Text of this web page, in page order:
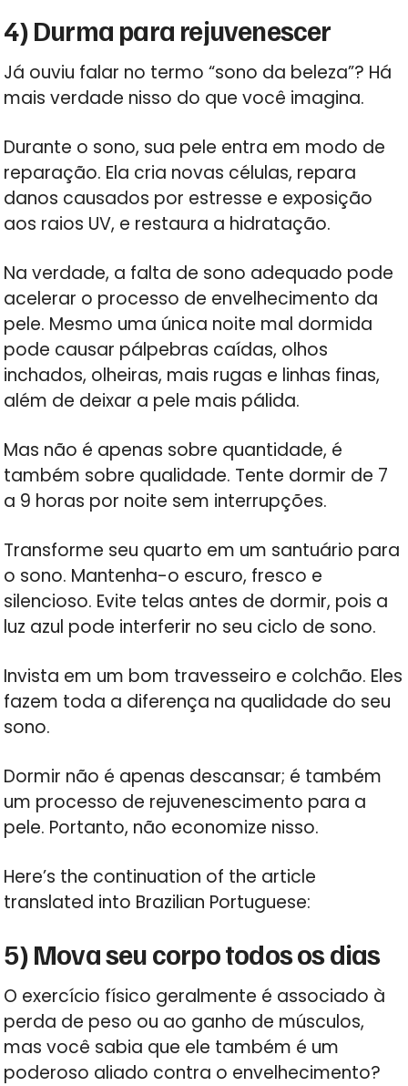
4) Durma para rejuvenescer
Já ouviu falar no termo “sono da beleza”? Há
mais verdade nisso do que você imagina.
Durante o sono, sua pele entra em modo de
reparação. Ela cria novas células, repara
danos causados por estresse e exposição
aos raios UV, e restaura a hidratação.
Na verdade, a falta de sono adequado pode
acelerar o processo de envelhecimento da
pele. Mesmo uma única noite mal dormida
pode causar pálpebras caídas, olhos
inchados, olheiras, mais rugas e linhas finas,
além de deixar a pele mais pálida.
Mas não é apenas sobre quantidade, é
também sobre qualidade. Tente dormir de 7
a 9 horas por noite sem interrupções.
Transforme seu quarto em um santuário para
o sono. Mantenha-o escuro, fresco e
silencioso. Evite telas antes de dormir, pois a
luz azul pode interferir no seu ciclo de sono.
Invista em um bom travesseiro e colchão. Eles
fazem toda a diferença na qualidade do seu
sono.
Dormir não é apenas descansar; é também
um processo de rejuvenescimento para a
pele. Portanto, não economize nisso.
Here’s the continuation of the article
translated into Brazilian Portuguese:
5) Mova seu corpo todos os dias
O exercício físico geralmente é associado à
perda de peso ou ao ganho de músculos,
mas você sabia que ele também é um
poderoso aliado contra o envelhecimento?